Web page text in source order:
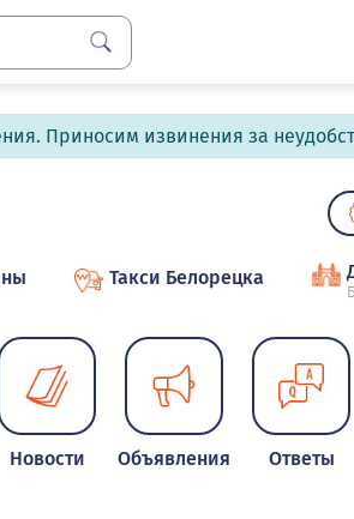
Приносим извинения за
Такси Белорецка
Новости Объявления Ответы